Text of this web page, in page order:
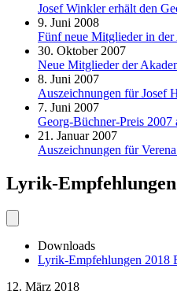
Josef Winkler erhält den
9. Juni 2008
Fünf neue Mitglieder in der
30. Oktober 2007
Neue Mitglieder der
8. Juni 2007
Auszeichnungen für Josef
7. Juni 2007
Georg-Büchner-Preis 2007
21. Januar 2007
Auszeichnungen für
Lyrik-
Downloads
Lyrik-Empfehlungen 2018
12. März 2018